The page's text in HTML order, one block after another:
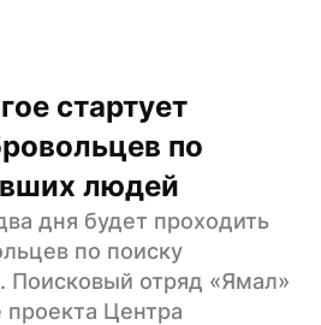
стартует
по
людей
дня будет проходить
по поиску
Поисковый отряд «Ямал»
проекта Центра